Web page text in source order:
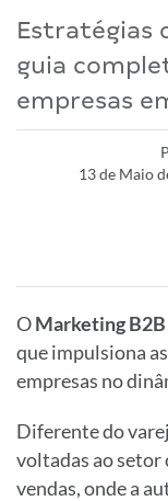
Estratégias
guia
empresas
13 de Maio
OMarketing B2B
que impulsiona
empresas no
Diferente do
voltadas ao setor
vendas, onde a